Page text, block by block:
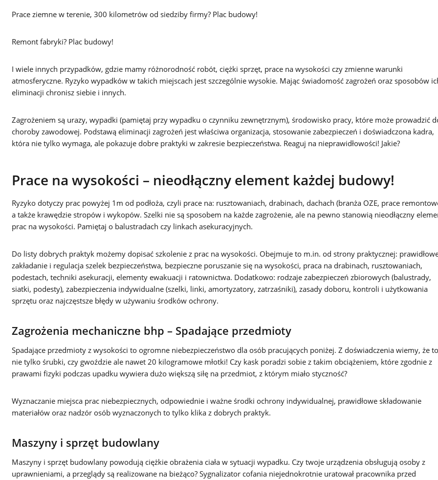
Prace ziemne w terenie, 300 kilometrów od siedziby firmy? Plac budowy!
Remont fabryki? Plac budowy!
I wiele innych przypadków, gdzie mamy różnorodność robót, ciężki sprzęt, prace na wysokości czy zmienne warunki
atmosferyczne. Ryzyko wypadków w takich miejscach jest szczególnie wysokie. Mając świadomość zagrożeń oraz sposobów
eliminacji chronisz siebie i innych.
Zagrożeniem są urazy, wypadki (pamiętaj przy wypadku o czynniku zewnętrznym), środowisko pracy, które może prowadzić
choroby zawodowej. Podstawą eliminacji zagrożeń jest właściwa organizacja, stosowanie zabezpieczeń i doświadczona kadra,
która nie tylko wymaga, ale pokazuje dobre praktyki w zakresie bezpieczeństwa. Reaguj na nieprawidłowości! Jakie?
Prace na wysokości – nieodłączny element każdej budowy!
Ryzyko dotyczy prac powyżej 1m od podłoża, czyli prace na: rusztowaniach, drabinach, dachach (branża OZE, prace
a także krawędzie stropów i wykopów. Szelki nie są sposobem na każde zagrożenie, ale na pewno stanowią nieodłączny
prac na wysokości. Pamiętaj o balustradach czy linkach asekuracyjnych.
Do listy dobrych praktyk możemy dopisać szkolenie z prac na wysokości. Obejmuje to m.in. od strony praktycznej:
zakładanie i regulacja szelek bezpieczeństwa, bezpieczne poruszanie się na wysokości, praca na drabinach, rusztowaniach,
podestach, techniki asekuracji, elementy ewakuacji i ratownictwa. Dodatkowo: rodzaje zabezpieczeń zbiorowych (balustrady,
siatki, podesty), zabezpieczenia indywidualne (szelki, linki, amortyzatory, zatrzaśniki), zasady doboru, kontroli i użytkowania
sprzętu oraz najczęstsze błędy w używaniu środków ochrony.
Zagrożenia mechaniczne bhp – Spadające przedmioty
Spadające przedmioty z wysokości to ogromne niebezpieczeństwo dla osób pracujących poniżej. Z doświadczenia wiemy, że to
nie tylko śrubki, czy gwoździe ale nawet 20 kilogramowe młotki! Czy kask poradzi sobie z takim obciążeniem, które zgodnie z
prawami fizyki podczas upadku wywiera dużo większą siłę na przedmiot, z którym miało styczność?
Wyznaczanie miejsca prac niebezpiecznych, odpowiednie i ważne środki ochrony indywidualnej, prawidłowe składowanie
materiałów oraz nadzór osób wyznaczonych to tylko klika z dobrych praktyk.
Maszyny i sprzęt budowlany
Maszyny i sprzęt budowlany powodują ciężkie obrażenia ciała w sytuacji wypadku. Czy twoje urządzenia obsługują osoby z
uprawnieniami, a przeglądy są realizowane na bieżąco? Sygnalizator cofania niejednokrotnie uratował pracownika przed